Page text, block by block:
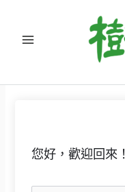
內
您好，歡迎回來！